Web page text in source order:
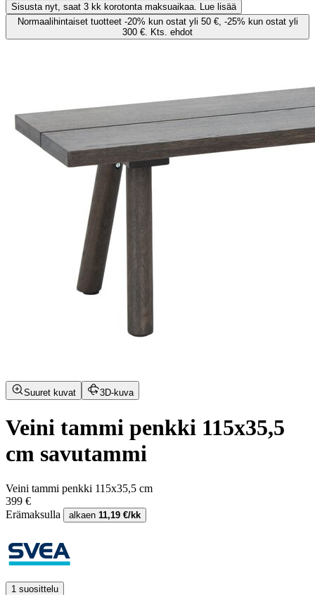
Sisusta nyt, saat 3 kk korotonta maksuaikaa. Lue lisää
Normaalihintaiset tuotteet -20% kun ostat yli 50 €, -25% kun ostat yli
300 €. Kts. ehdot
Suuret kuvat 3D-kuva
Veini tammi penkki 115x35,5
cm savutammi
Veini tammi penkki 115x35,5 cm
399 €
Erämaksulla
alkaen 11,19 €/kk
1 suosittelu